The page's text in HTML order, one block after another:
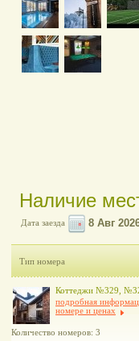
Наличие
Дата заезда
Тип номера
Коттеджи №329,
подробная
номере и ценах
Количество номеров: 3